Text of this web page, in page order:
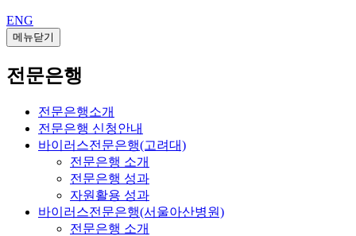
ENG
메뉴닫기
전문은행
전문은행소개
전문은행 신청안내
바이러스전문은행(고려대)
전문은행 소개
전문은행 성과
자원활용 성과
바이러스전문은행(서울아산병원)
전문은행 소개